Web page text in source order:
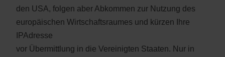
den USA, folgen aber Abkommen zur Nutzung des
europäischen Wirtschaftsraumes und kürzen Ihre
IPAdresse
vor Übermittlung in die Vereinigten Staaten. Nur in